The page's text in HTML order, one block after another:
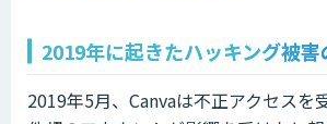
2019年に起きたハッキング被
2019年5月、Canvaは不正アクセスを